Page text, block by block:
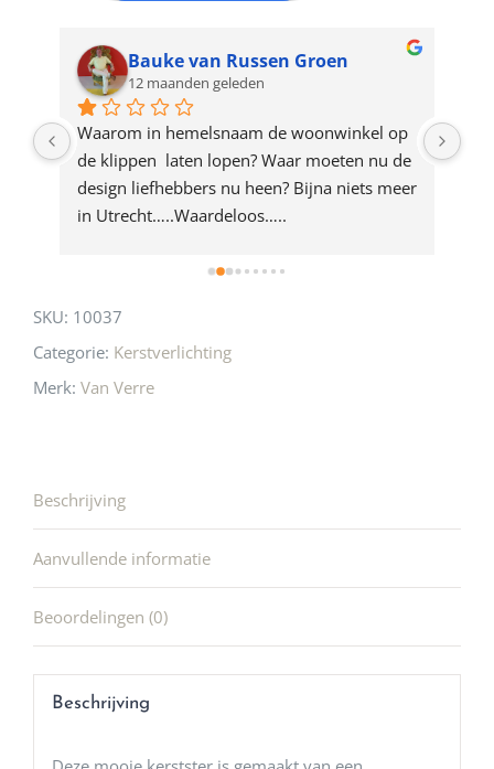
product
Bauke van Russen Groen
12 maanden geleden
Waarom in hemelsnaam de woonwinkel op
de klippen  laten lopen? Waar moeten nu de
design liefhebbers nu heen? Bijna niets meer
in Utrecht…..Waardeloos…..
SKU: 10037
Categorie: Kerstverlichting
Merk: Van Verre
Beschrijving
Aanvullende informatie
Beoordelingen (0)
Beschrijving